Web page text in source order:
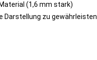
(1,6 mm stark)
Darstellung zu gewährleisten